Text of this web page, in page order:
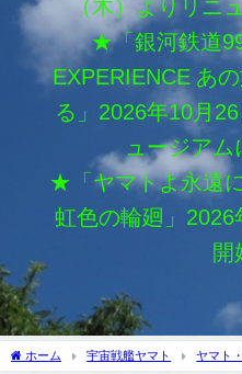
（木）よりリニ
★「銀河鉄道
EXPERIENCE あ
る」2026年10月
ュージア
★「ヤマトよ永遠
虹色の輪廻」
ホーム 宇宙戦艦ヤマト ヤマト